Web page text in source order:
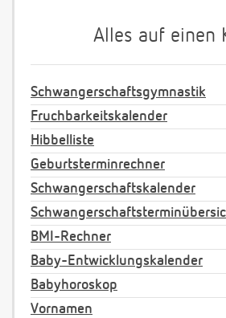
Alles auf einen
Schwangerschaftsgymnastik
Fruchbarkeitskalender
Hibbelliste
Geburtsterminrechner
Schwangerschaftskalender
BMI-Rechner
Baby-Entwicklungskalender
Babyhoroskop
Vornamen